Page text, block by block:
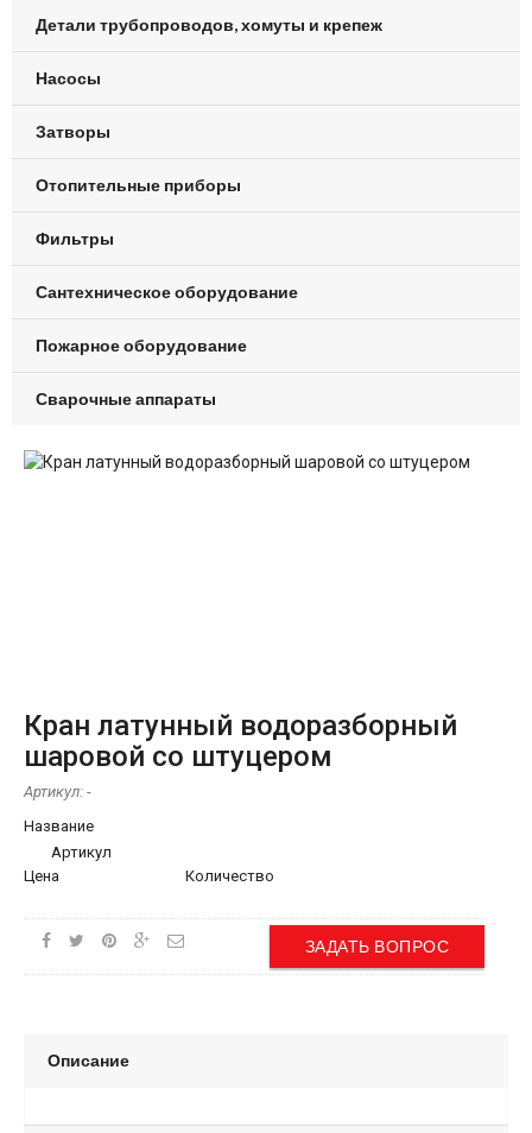
Детали трубопроводов, хомуты и крепеж
Насосы
Затворы
Отопительные приборы
Фильтры
Сантехническое оборудование
Пожарное оборудование
Сварочные аппараты
Кран латунный водоразборный
шаровой со штуцером
Артикул: -
Название
Артикул
Цена
Количество
ЗАДАТЬ ВОПРОС
Описание